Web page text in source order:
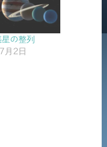
の整列
月2日